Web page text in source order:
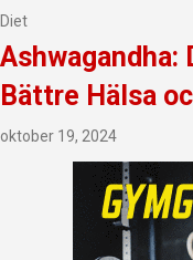
Diet
Ashwagandha:
Bättre Hälsa
oktober 19, 2024